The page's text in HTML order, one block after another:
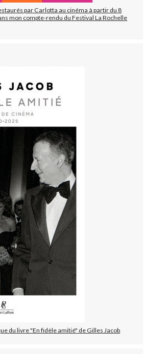
par Carlotta au cinéma à partir du 8
mon compte-rendu du Festival La Rochelle
du livre "En fidèle amitié" de Gilles Jacob